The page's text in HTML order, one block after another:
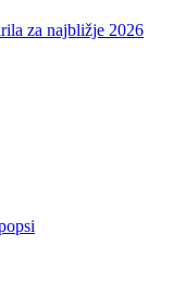
za najbližje 2026